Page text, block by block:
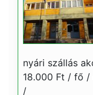
nyári szállás
18.000 Ft / fő /
/